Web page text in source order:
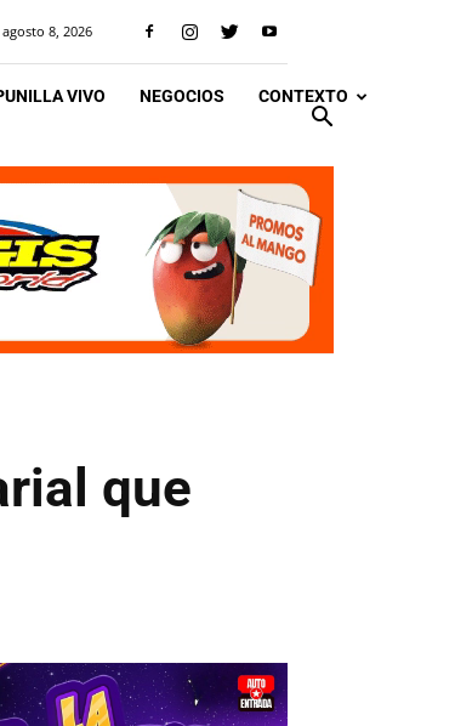
8, 2026
VIVO NEGOCIOS CONTEXTO
que